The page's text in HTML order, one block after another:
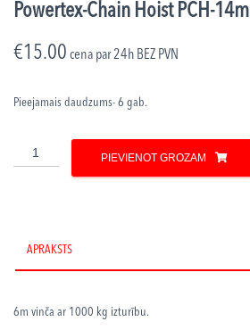
Powertex-Chain Hoist PCH-14m
€15.00 cena par 24h BEZ PVN
Pieejamais daudzums- 6 gab.
Powertex-
Chain
daudzums
PIEVIENOT GROZAM
APRAKSTS
6m vinča ar 1000 kg izturību.